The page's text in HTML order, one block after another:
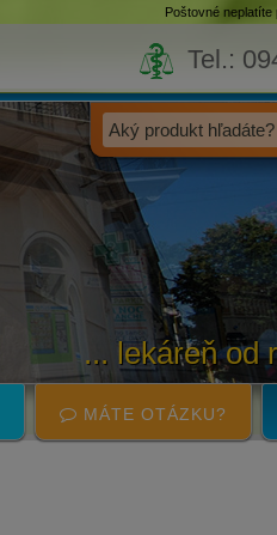
MÁTE OTÁZKU?
Poštovné
Tel.:
... lekáreň od